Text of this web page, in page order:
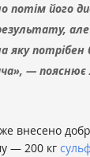
потім його
яку потрібен
— пояснює
внесено
— 200 кг